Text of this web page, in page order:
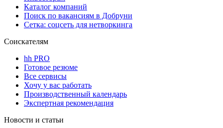
Каталог компаний
Поиск по вакансиям в Добруни
Сетка: соцсеть для нетворкинга
Соискателям
hh PRO
Готовое резюме
Все сервисы
Хочу у вас работать
Производственный календарь
Экспертная рекомендация
Новости и статьи